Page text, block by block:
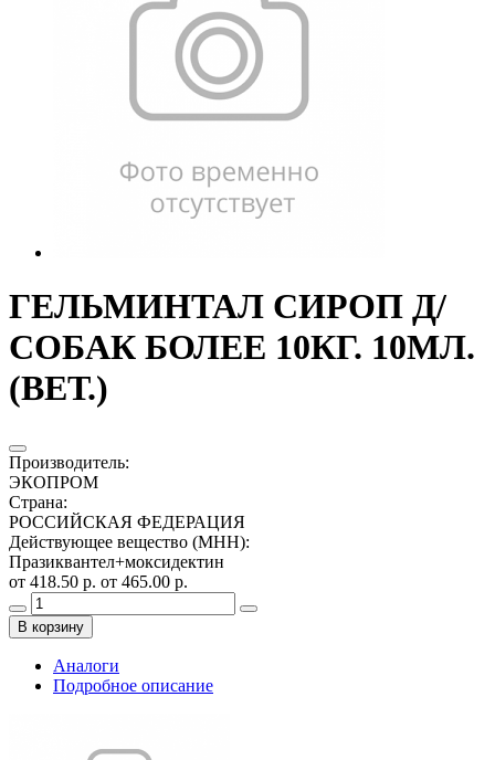
ГЕЛЬМИНТАЛ СИРОП Д/
СОБАК БОЛЕЕ 10КГ. 10МЛ.
(ВЕТ.)
Производитель:
ЭКОПРОМ
Страна:
РОССИЙСКАЯ ФЕДЕРАЦИЯ
Действующее вещество (МНН):
Празиквантел+моксидектин
от 418.50 р. от 465.00 р.
В корзину
Аналоги
Подробное описание